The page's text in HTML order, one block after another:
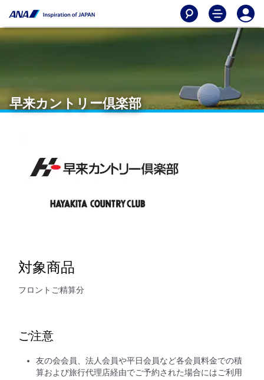
早来カントリー倶楽部
対象商品
フロントご精算分
ご注意
友の会会員、法人会員や平日会員など各会員料金での積
算および旅行代理店経由でご予約された場合にはご利用